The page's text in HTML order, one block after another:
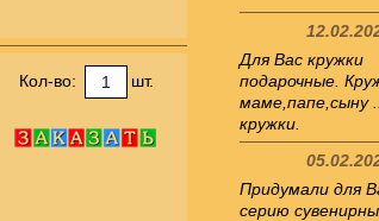
Для Вас кружки
подарочные.
маме,папе,сыну
кружки.
Придумали для
серию
Кол-во: шт.